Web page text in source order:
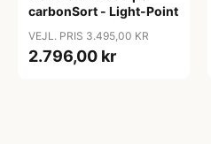
carbonSort - Light-Point
VEJL. PRIS 3.495,00 KR
2.796,00 kr